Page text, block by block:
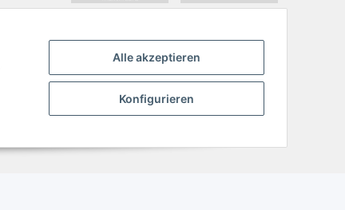
Alle akzeptieren
Konfigurieren